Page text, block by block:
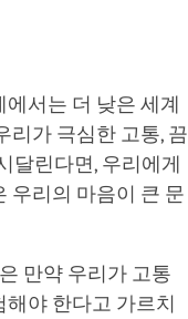
서는 더 낮은 세계
리가 극심한 고통, 끔
달린다면, 우리에게
우리의 마음이 큰 문
만약 우리가 고통
야 한다고 가르치